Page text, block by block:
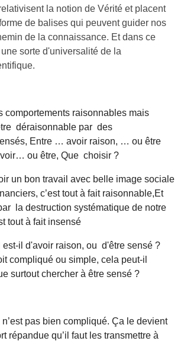
la notion de Vérité et placent
de balises qui peuvent guider nos
de la connaissance. Et dans ce
sorte d'universalité de la
comportements raisonnables mais
déraisonnable par des
Entre … avoir raison, … ou être
… ou être, Que choisir ?
un bon travail avec belle image sociale
c’est tout à fait raisonnable,Et
la destruction systématique de notre
tout à fait insensé
il d'avoir raison, ou d'être sensé ?
compliqué ou simple, cela peut-il
surtout chercher à être sensé ?
pas bien compliqué. Ça le devient
répandue qu’il faut les transmettre à